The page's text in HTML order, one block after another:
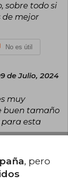
sobre todo si
de mejor
No es útil
de Julio, 2024
muy
buen tamaño
para esta
, pero